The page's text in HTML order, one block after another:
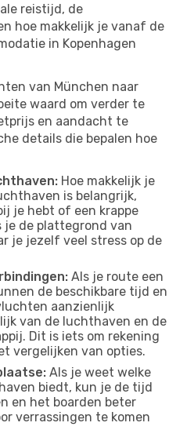
reistijd, de
hoe makkelijk je vanaf de
in Kopenhagen
van München naar
waard om verder te
en aandacht te
details die bepalen hoe
Hoe makkelijk je
is belangrijk,
je hebt of een krappe
je de plattegrond van
je jezelf veel stress op de
Als je route een
de beschikbare tijd en
aanzienlijk
van de luchthaven en de
Dit is iets om rekening
vergelijken van opties.
Als je weet welke
biedt, kun je de tijd
en het boarden beter
verrassingen te komen